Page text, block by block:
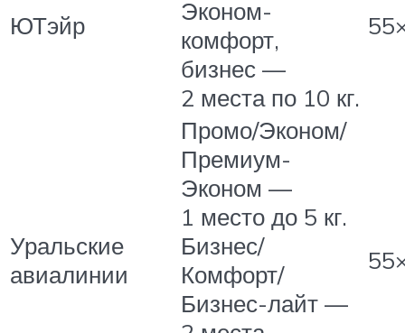
ЮТэйр
Эконом-
комфорт,
бизнес —
2 места по 10 кг.
Уральские
авиалинии
Промо/Эконом/
Премиум-
Эконом —
1 место до 5 кг.
Бизнес/
Комфорт/
Бизнес-лайт —